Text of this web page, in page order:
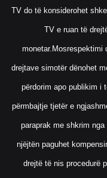
TV do të konsiderohet
TV e ruan të
monetar.Mosrespektimi
drejtave simotër dënohet
përdorim apo publikim i
përmbajtje tjetër e
paraprak me shkrim
njëjtën paguhet
drejtë të nis procedurë